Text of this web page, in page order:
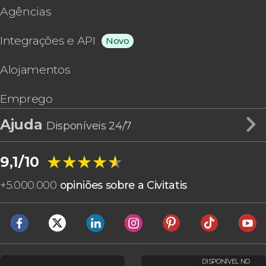
Agências
Integrações e API Novo
Alojamentos
Emprego
Ajuda Disponíveis 24/7
9,1/10 ★★★★★
★★★★★
+5.000.000 opiniões sobre a Civitatis
DISPONÍVEL NO